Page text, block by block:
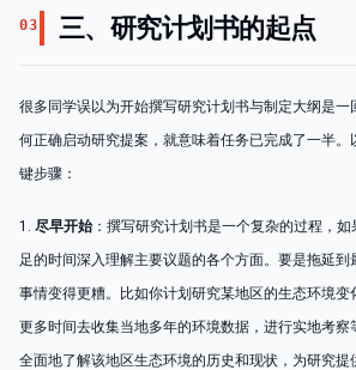
03 三、研究计划书的起点
很多同学误以为开始撰写研究计划书与制定大纲是一
何正确启动研究提案，就意味着任务已完成了一半
键步骤：
1. 尽早开始 ：撰写研究计划书是一个复杂的过程，
足的时间深入理解主要议题的各个方面。要是拖延
事情变得更糟。比如你计划研究某地区的生态环境
更多时间去收集当地多年的环境数据，进行实地考
全面地了解该地区生态环境的历史和现状，为研究提